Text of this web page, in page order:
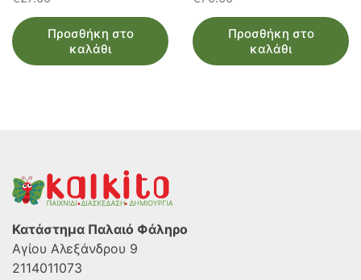
Προσθήκη στο
καλάθι
Προσθήκη στο
καλάθι
Κατάστημα Παλαιό Φάληρο
Αγίου Αλεξάνδρου 9
2114011073